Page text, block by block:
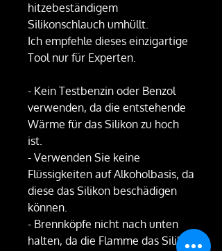
hitzebeständigem
Silikonschlauch umhüllt.
Ich empfehle dieses einzigartige
Tool nur für Experten.
- Kein Testbenzin oder Benzol
verwenden, da die entstehende
Wärme für das Silikon zu hoch
ist.
- Verwenden Sie keine
Flüssigkeiten auf Alkoholbasis, da
diese das Silikon beschädigen
können.
- Brennköpfe nicht nach unten
halten, da die Flamme das Silikon